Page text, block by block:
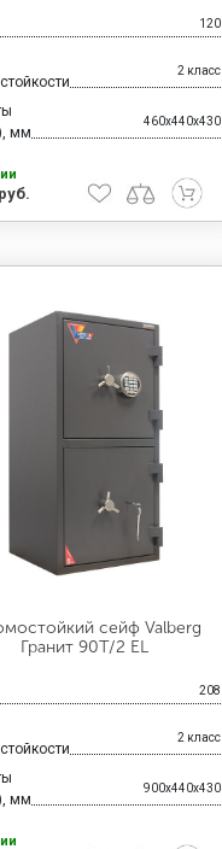
120
2 класс
мм
460x440x430
сейф Valberg
Гранит 90T/2 EL
208
2 класс
мм
900x440x430